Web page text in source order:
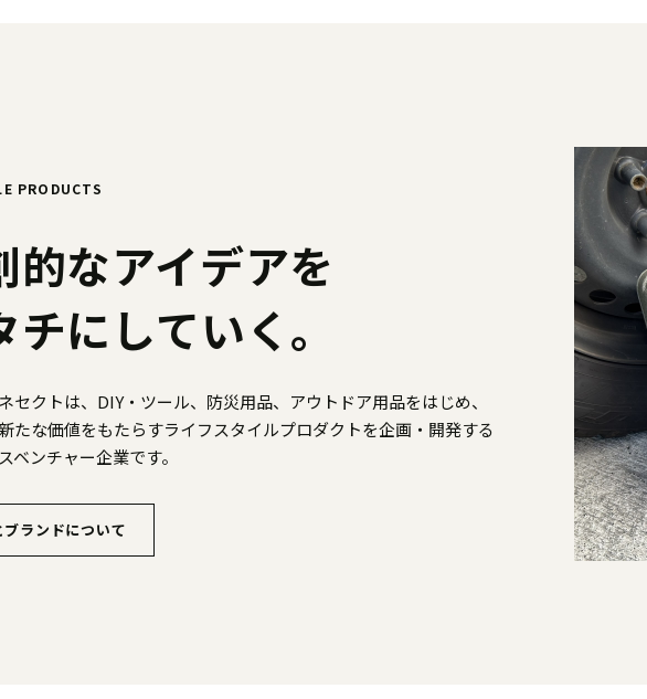
PRODUCTS
的なアイデアを
チにしていく。
セクトは、DIY・ツール、防災用品、アウトドア用品をはじめ、
たな価値をもたらすライフスタイルプロダクトを企画・開発する
ベンチャー企業です。
ブランドについて